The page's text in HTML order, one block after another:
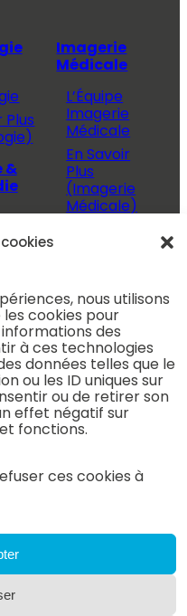
nous utilisons
cookies pour
des
à ces technologies
données telles que le
ou les ID uniques sur
ou de retirer son
effet négatif sur
fonctions.
ces cookies à
Plus
&
&
&
&
&
&
Imagerie
Médicale
L’Équipe
Imagerie
Médicale
En Savoir
Plus
(Imagerie
Médicale)
Médecine
Interne
En Savoir
Plus
(Médecine
Interne)
Neurologie
Neurologie
(Neurologie)